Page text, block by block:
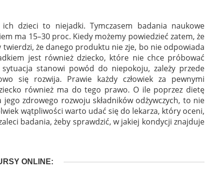
dzieci to niejadki. Tymczasem badania naukowe
ma 15–30 proc. Kiedy możemy powiedzieć zatem, że
twierdzi, że danego produktu nie zje, bo nie odpowiada
jest również dziecko, które nie chce próbować
stanowi powód do niepokoju, zależy przede
się rozwija. Prawie każdy człowiek za pewnymi
również ma do tego prawo. O ile poprzez dietę
zdrowego rozwoju składników odżywczych, to nie
wątpliwości warto udać się do lekarza, który oceni,
badania, żeby sprawdzić, w jakiej kondycji znajduje
ONLINE: